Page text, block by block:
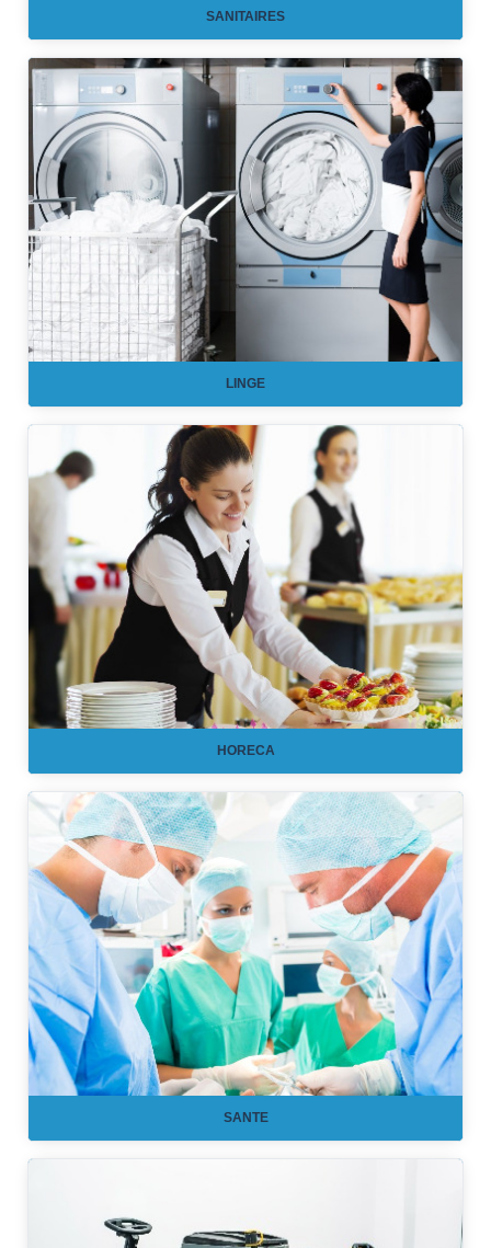
SANITAIRES
LINGE
HORECA
SANTE